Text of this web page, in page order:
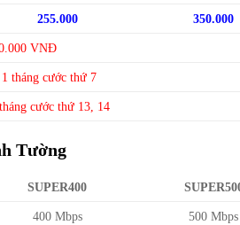
255.000 350.000
VNĐ
tháng cước thứ 7
cước thứ 13, 14
Tường
SUPER400
400 Mbps 500 Mbps